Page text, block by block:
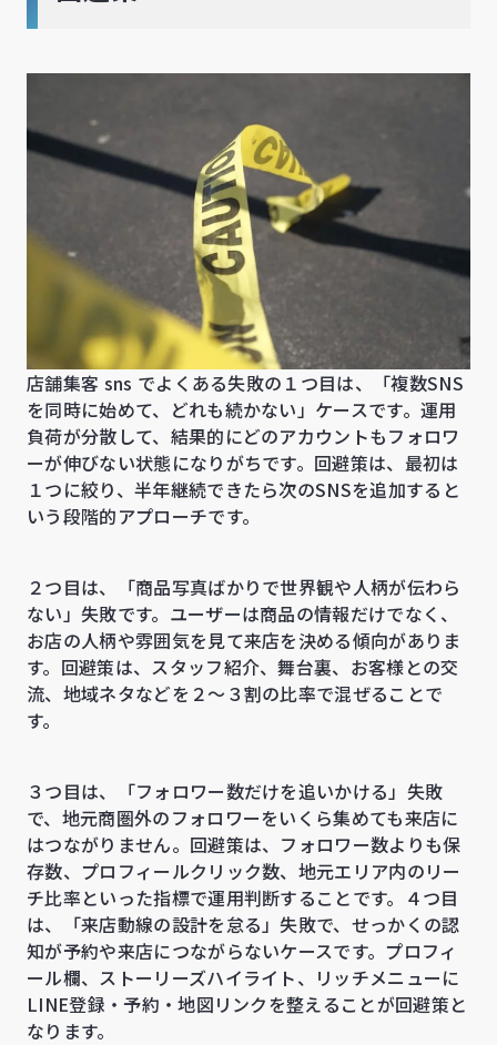
店舗集客 sns でよくある失敗の１つ目は、「複数SNS
を同時に始めて、どれも続かない」ケースです。運用
負荷が分散して、結果的にどのアカウントもフォロワ
ーが伸びない状態になりがちです。回避策は、最初は
１つに絞り、半年継続できたら次のSNSを追加すると
いう段階的アプローチです。
２つ目は、「商品写真ばかりで世界観や人柄が伝わら
ない」失敗です。ユーザーは商品の情報だけでなく、
お店の人柄や雰囲気を見て来店を決める傾向がありま
す。回避策は、スタッフ紹介、舞台裏、お客様との交
流、地域ネタなどを２〜３割の比率で混ぜることで
す。
３つ目は、「フォロワー数だけを追いかける」失敗
で、地元商圏外のフォロワーをいくら集めても来店に
はつながりません。回避策は、フォロワー数よりも保
存数、プロフィールクリック数、地元エリア内のリー
チ比率といった指標で運用判断することです。４つ目
は、「来店動線の設計を怠る」失敗で、せっかくの認
知が予約や来店につながらないケースです。プロフィ
ール欄、ストーリーズハイライト、リッチメニューに
LINE登録・予約・地図リンクを整えることが回避策と
なります。